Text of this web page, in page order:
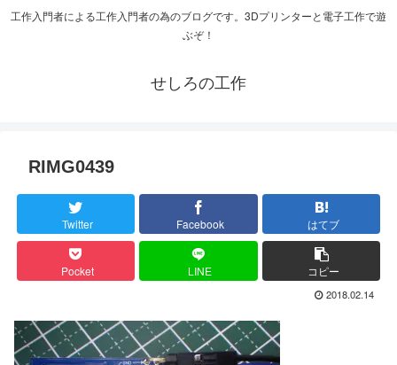
工作入門者による工作入門者の為のブログです。3Dプリンターと電子工作で遊
ぶぞ！
せしろの工作
RIMG0439
Twitter Facebook はてブ
Pocket LINE コピー
2018.02.14